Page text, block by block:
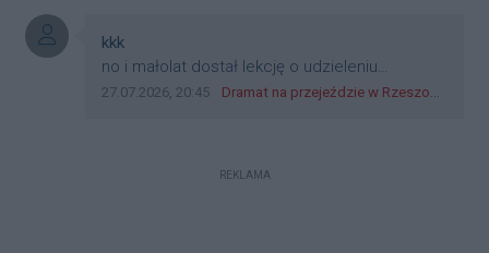
Autor komentarza:
kkk
Treść komentarza:
no i małolat dostał lekcję o udzieleniu
pierwszeństwa
Data dodania komentarza:
27.07.2026, 20:45 Źródło komentarza:
Dramat na przejeździe w Rzeszowie. 16-latek na hulajnodze wjechał wprost pod szynobus
REKLAMA